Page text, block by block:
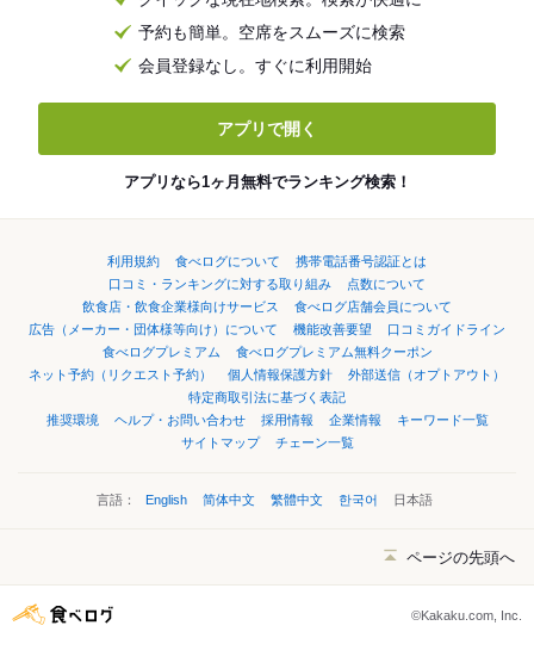
予約も簡単。空席をスムーズに検索
会員登録なし。すぐに利用開始
アプリで開く
アプリなら1ヶ月無料でランキング検索！
利用規約 食べログについて
携帯電話番号認証とは
口コミ・ランキングに対する取り組み
点数について
飲食店・飲食企業様向けサービス
食べログ店舗会員について
広告（メーカー・団体様等向け）について
機能改善要望
口コミガイドライン
食べログプレミアム
食べログプレミアム無料クーポン
ネット予約（リクエスト予約）
個人情報保護方針
外部送信（オプトアウト）
特定商取引法に基づく表記
推奨環境
ヘルプ・お問い合わせ 採用情報 企業情報
キーワード一覧
サイトマップ
チェーン一覧
言語： English 简体中文 繁體中文 한국어 日本語
ページの先頭へ
©Kakaku.com, Inc.